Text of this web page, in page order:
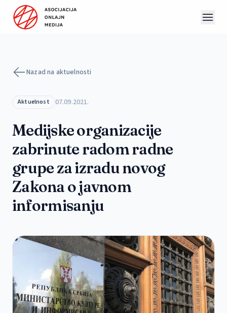
Preskoči na sadržaj
Nazad na aktuelnosti
Aktuelnost 07.09.2021.
Medijske organizacije
zabrinute radom radne
grupe za izradu novog
Zakona o javnom
informisanju